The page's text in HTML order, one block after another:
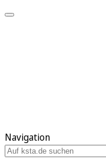
Navigation